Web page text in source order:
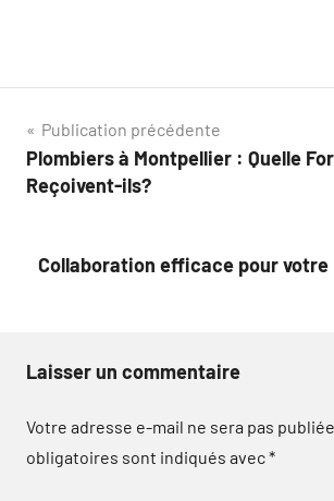
Navigation
de
Publication précédente
Plombiers à Montpellier : Quelle
Reçoivent-ils?
Collaboration efficace pour votre
Laisser un commentaire
Votre adresse e-mail ne sera pas publiée.
obligatoires sont indiqués avec*